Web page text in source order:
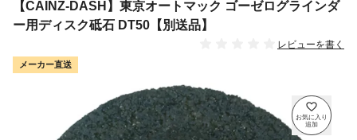
【CAINZ-DASH】東京オートマック ゴーゼログラインダ
ー用ディスク砥石 DT50【別送品】
レビューを書く
メーカー直送